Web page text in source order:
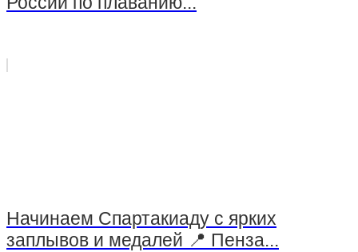
Начинаем Спартакиаду с ярких
заплывов и медалей 📍 Пенза...